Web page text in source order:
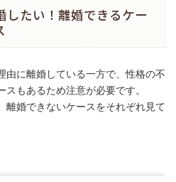
したい！離婚できるケー
由に離婚している一方で、性格の不
もあるため注意が必要です。
離婚できないケースをそれぞれ見て